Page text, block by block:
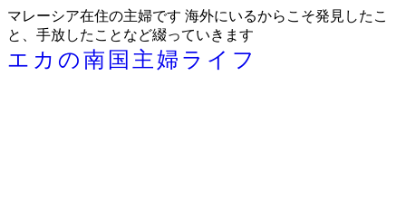
マレーシア在住の主婦です 海外にいるからこそ発見したこ
と、手放したことなど綴っていきます
エカの南国主婦ライフ